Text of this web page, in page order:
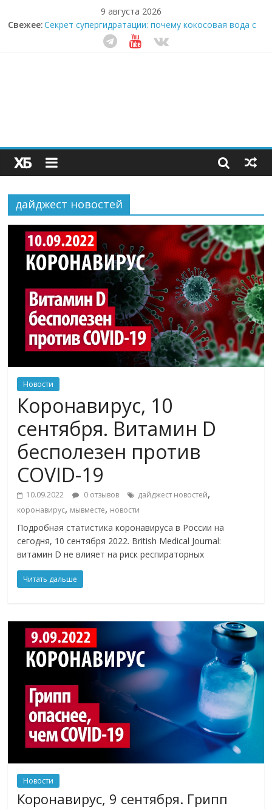
9 августа 2026
Свежее:Секрет супергидратации: почему кокосовая вода с
пребиотиками становится главным трендом
здорового питания
сливки меняют утренний ритуал
Как простая наклейка заставляет миллионы людей
не забывать о самом важном креме этим летом
дайджест новостей
Новости
Коронавирус, 10
сентября. Витамин D
бесполезен против
COVID-19
10.09.2022 0 отзывов дайджест новостей,
коронавирус, мывместе, новости
Подробная статистика коронавируса в России на
сегодня, 10 сентября 2022. British Medical Journal:
витамин D не влияет на риск респираторных
Читать дальше
Новости
Коронавирус, 9 сентября. Грипп